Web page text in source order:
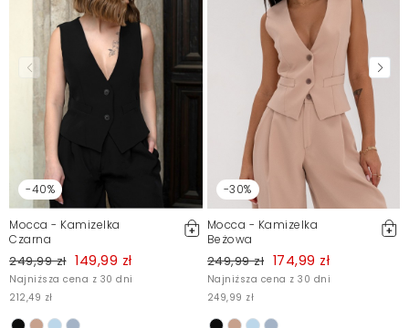
-40%
Mocca - Kamizelka
Czarna
249,99 zł 149,99 zł
Najniższa cena z 30 dni
212,49 zł
-30%
Mocca - Kamizelka
Beżowa
249,99 zł 174,99 zł
Najniższa cena z 30 dni
249,99 zł